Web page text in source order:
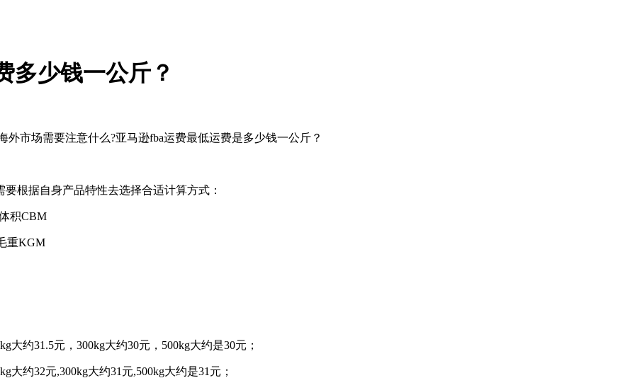
多少钱一公斤？
市场需要注意什么?亚马逊fba运费最低运费是多少钱一公斤？
根据自身产品特性去选择合适计算方式：
积CBM
重KGM
约31.5元，300kg大约30元，500kg大约是30元；
约32元,300kg大约31元,500kg大约是31元；